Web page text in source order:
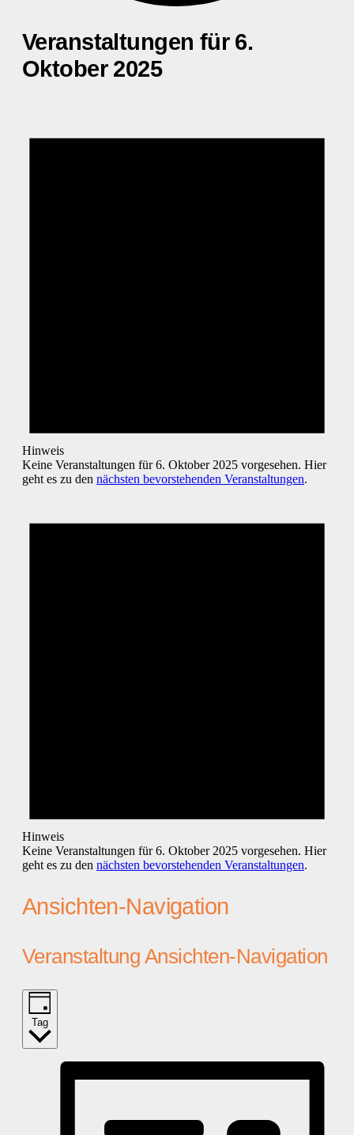
Veranstaltungen für 6.
Oktober 2025
Hinweis
Keine Veranstaltungen für 6. Oktober 2025 vorgesehen. Hier
geht es zu den nächsten bevorstehenden Veranstaltungen.
Hinweis
Keine Veranstaltungen für 6. Oktober 2025 vorgesehen. Hier
geht es zu den nächsten bevorstehenden Veranstaltungen.
Ansichten-Navigation
Veranstaltung Ansichten-Navigation
Tag